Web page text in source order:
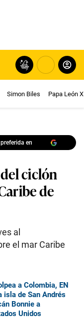
Simon Biles Papa León
en
ciclón
de
al
el mar Caribe
a Colombia, EN
isla de San Andrés
Bonnie a
Unidos